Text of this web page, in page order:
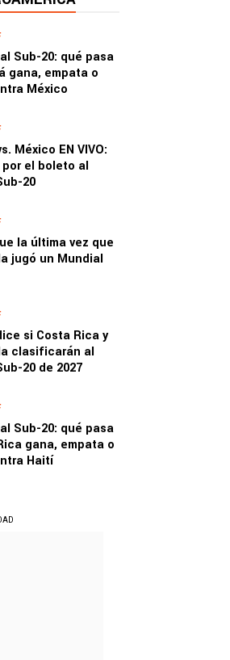
Sub-20: qué pasa
gana, empata o
México
México EN VIVO:
por el boleto al
20
la última vez que
jugó un Mundial
si Costa Rica y
clasificarán al
20 de 2027
Sub-20: qué pasa
gana, empata o
Haití